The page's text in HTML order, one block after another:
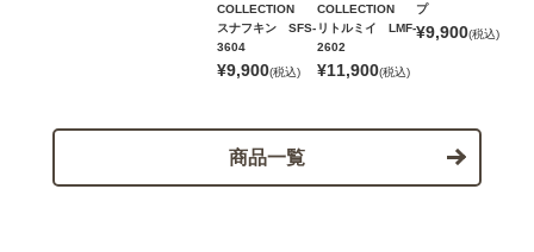
COLLECTION
スナフキン SFS-
3604
¥9,900(税込)
COLLECTION
リトルミイ LMF-
2602
¥11,900(税込)
プ
¥9,900(税込)
商品一覧